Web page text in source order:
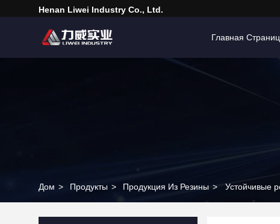
Henan Liwei Industry Co., Ltd.
Главная
Дом > Продукты > Продукция Из Резины > Устойчивые